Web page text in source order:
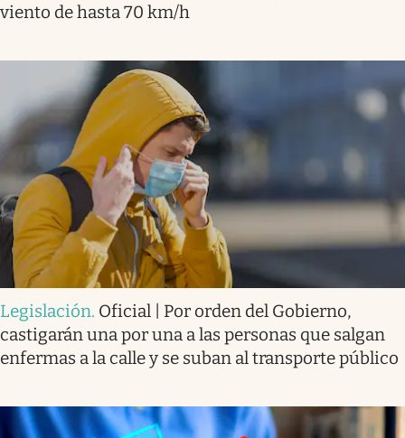
viento de hasta 70 km/h
Legislación. Oficial | Por orden del Gobierno,
castigarán una por una a las personas que salgan
enfermas a la calle y se suban al transporte público